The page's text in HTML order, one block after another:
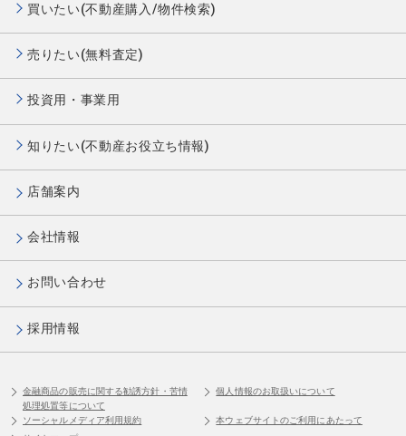
買いたい(不動産購入/物件検索)
売りたい(無料査定)
投資用・事業用
知りたい(不動産お役立ち情報)
店舗案内
会社情報
お問い合わせ
採用情報
金融商品の販売に関する勧誘方針・苦情
処理処置等について
個人情報のお取扱いについて
ソーシャルメディア利用規約
本ウェブサイトのご利用にあたって